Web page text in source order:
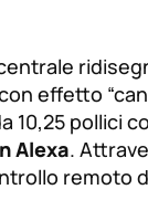
effetto
10,25 pollici
Alexa.
remoto